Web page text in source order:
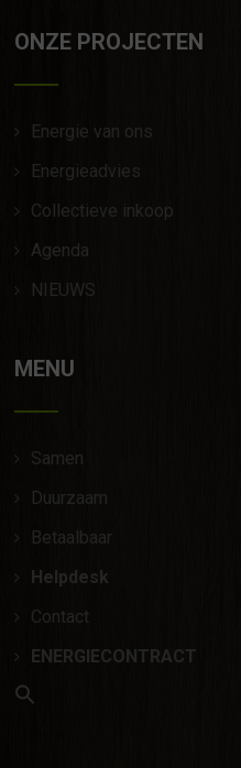
ONZE PROJECTEN
Energie van ons
Energieadvies
Collectieve inkoop
Agenda
NIEUWS
MENU
Samen
Duurzaam
Betaalbaar
Helpdesk
Contact
ENERGIECONTRACT